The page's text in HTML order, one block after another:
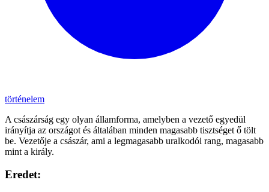
történelem
A császárság egy olyan államforma, amelyben a vezető egyedül
irányítja az országot és általában minden magasabb tisztséget ő tölt
be. Vezetője a császár, ami a legmagasabb uralkodói rang, magasabb
mint a király.
Eredet: